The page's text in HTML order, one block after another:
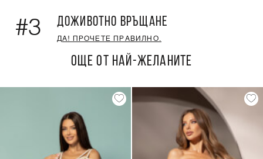
#3 ДОЖИВОТНО ВРЪЩАНЕ
ДА! ПРОЧЕТЕ ПРАВИЛНО.
ОЩЕ ОТ НАЙ-ЖЕЛАНИТЕ